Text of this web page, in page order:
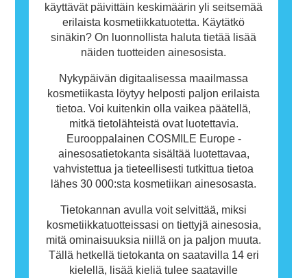
käyttävät päivittäin keskimäärin yli seitsemää
erilaista kosmetiikkatuotetta. Käytätkö
sinäkin? On luonnollista haluta tietää lisää
näiden tuotteiden ainesosista.
Nykypäivän digitaalisessa maailmassa
kosmetiikasta löytyy helposti paljon erilaista
tietoa. Voi kuitenkin olla vaikea päätellä,
mitkä tietolähteistä ovat luotettavia.
Eurooppalainen COSMILE Europe -
ainesosatietokanta sisältää luotettavaa,
vahvistettua ja tieteellisesti tutkittua tietoa
lähes 30 000:sta kosmetiikan ainesosasta.
Tietokannan avulla voit selvittää, miksi
kosmetiikkatuotteissasi on tiettyjä ainesosia,
mitä ominaisuuksia niillä on ja paljon muuta.
Tällä hetkellä tietokanta on saatavilla 14 eri
kielellä, lisää kieliä tulee saataville